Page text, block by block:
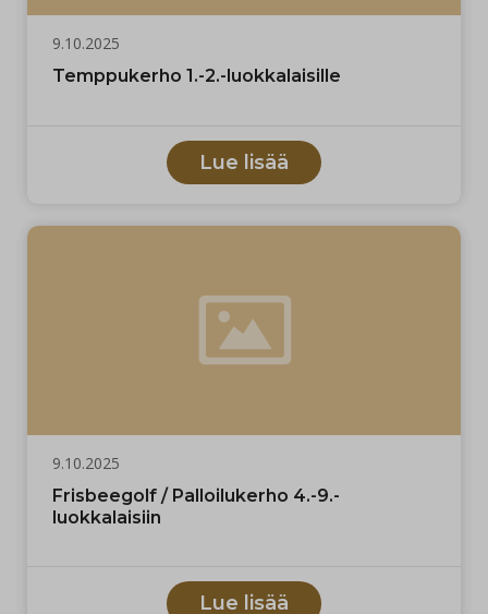
9.10.2025
Temppukerho 1.-2.-luokkalaisille
Lue lisää
9.10.2025
Frisbeegolf / Palloilukerho 4.-9.-
luokkalaisiin
Lue lisää